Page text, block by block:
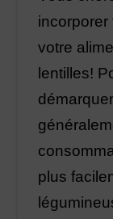
votre
lentilles!
plus